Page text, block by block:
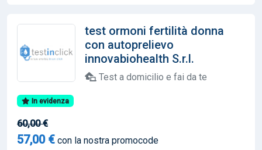
test ormoni fertilità donna
con autoprelievo
innovabiohealth S.r.l.
Test a domicilio e fai da te
In evidenza
60,00 €
57,00 € con la nostra promocode